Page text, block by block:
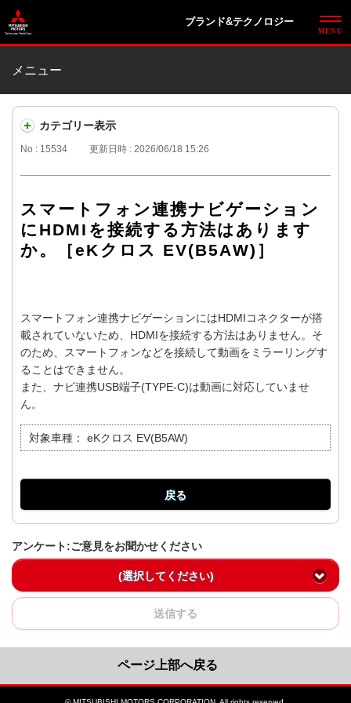
ブランド&テクノロジー
メニュー
カテゴリー表示
No : 15534 更新日時 : 2026/06/18 15:26
スマートフォン連携ナビゲーション
にHDMIを接続する方法はあります
か。［eKクロス EV(B5AW)］
スマートフォン連携ナビゲーションにはHDMIコネクターが搭
載されていないため、HDMIを接続する方法はありません。そ
のため、スマートフォンなどを接続して動画をミラーリングす
ることはできません。
また、ナビ連携USB端子(TYPE-C)は動画に対応していませ
ん。
対象車種： eKクロス EV(B5AW)
戻る
アンケート:ご意見をお聞かせください
(選択してください)
送信する
ページ上部へ戻る